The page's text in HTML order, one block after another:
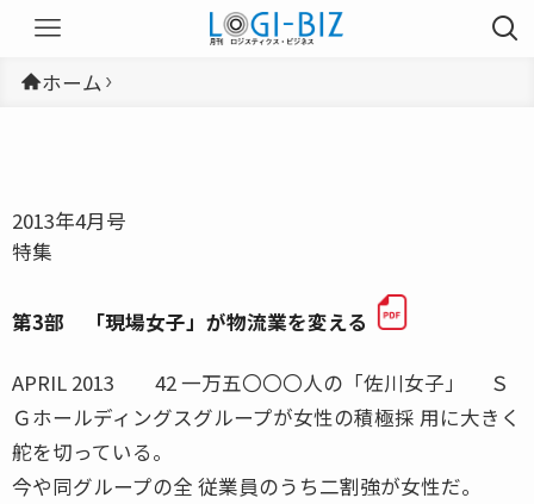
ホーム
2013年4月号
特集
第3部 「現場女子」が物流業を変える
APRIL 2013 42 一万五〇〇〇人の「佐川女子」 Ｓ
Ｇホールディングスグループが女性の積極採 用に大きく
舵を切っている。
今や同グループの全 従業員のうち二割強が女性だ。